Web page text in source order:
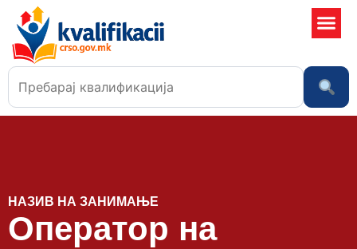
НАЗИВ НА ЗАНИМАЊЕ
Оператор на